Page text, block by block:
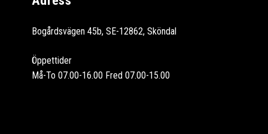
Bogårdsvägen 45b, SE-12862, Sköndal
Öppettider
Må-To 07.00-16.00 Fred 07.00-15.00